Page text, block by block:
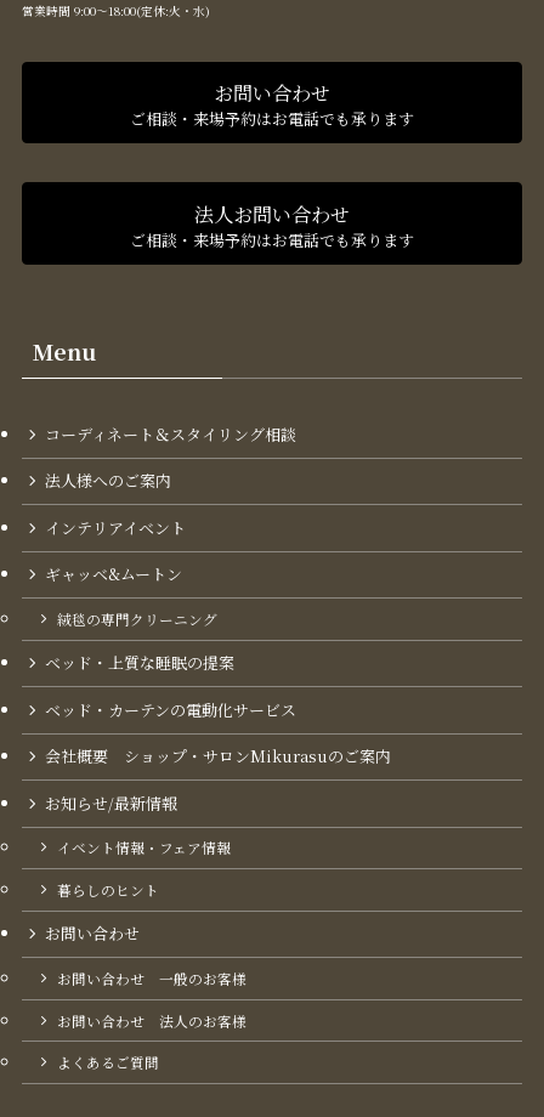
営業時間 9:00〜18:00(定休:火・水)
お問い合わせ
ご相談・来場予約はお電話でも承ります
法人お問い合わせ
ご相談・来場予約はお電話でも承ります
Menu
コーディネート＆スタイリング​相談
法人様へのご案内
インテリアイベント
ギャッベ&ムートン
絨毯の専門クリーニング
ベッド・上質な睡眠の提案
ベッド・カーテンの電動化サービス
会社概要 ショップ・サロンMikurasuのご案内​
お知らせ/最新情報
イベント情報・フェア情報
暮らしのヒント
お問い合わせ
お問い合わせ 一般のお客様
お問い合わせ 法人のお客様
よくあるご質問